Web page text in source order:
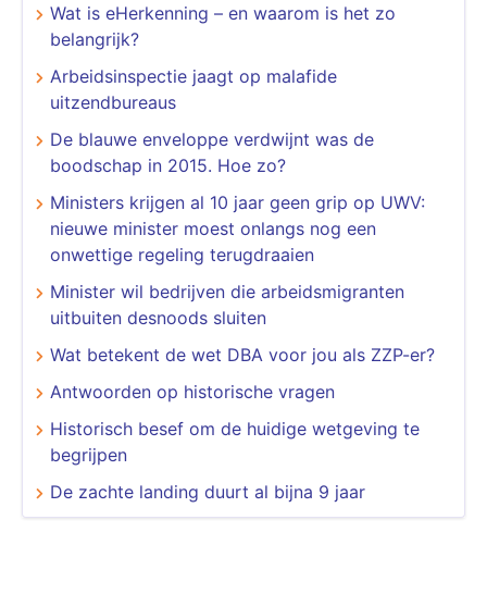
Wat is eHerkenning – en waarom is het zo
belangrijk?
Arbeidsinspectie jaagt op malafide
uitzendbureaus
De blauwe enveloppe verdwijnt was de
boodschap in 2015. Hoe zo?
Ministers krijgen al 10 jaar geen grip op UWV:
nieuwe minister moest onlangs nog een
onwettige regeling terugdraaien
Minister wil bedrijven die arbeidsmigranten
uitbuiten desnoods sluiten
Wat betekent de wet DBA voor jou als ZZP-er?
Antwoorden op historische vragen
Historisch besef om de huidige wetgeving te
begrijpen
De zachte landing duurt al bijna 9 jaar